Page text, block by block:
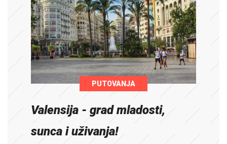
PUTOVANJA
Valensija - grad mladosti,
sunca i uživanja!